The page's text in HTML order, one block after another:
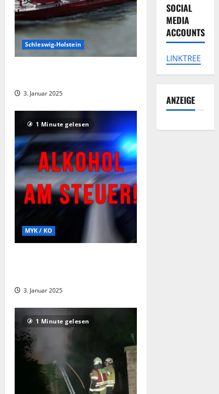
Schleswig-Holstein
3. Januar 2025
1 Minute gelesen
MYK / KO
3. Januar 2025
1 Minute gelesen
SOCIAL
MEDIA
ACCOUNTS
LINKTREE
ANZEIGE